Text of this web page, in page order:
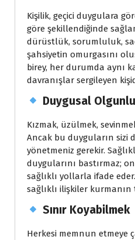
Kişilik, geçici duygulara
göre şekillendiğinde
dürüstlük, sorumluluk,
şahsiyetin omurgasını
birey, her durumda aynı
davranışlar sergileyen
Duygusal
Kızmak, üzülmek,
Ancak bu duyguların sizi
yönetmeniz gerekir.
duygularını bastırmaz;
sağlıklı yollarla ifade
sağlıklı ilişkiler kurmanın
Sınır Koyabilmek
Herkesi memnun etmeye